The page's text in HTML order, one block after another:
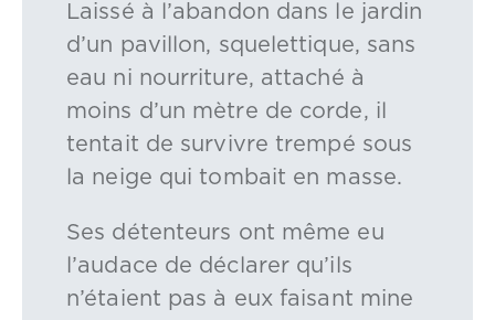
Laissé à l’abandon dans le jardin
d’un pavillon, squelettique, sans
eau ni nourriture, attaché à
moins d’un mètre de corde, il
tentait de survivre trempé sous
la neige qui tombait en masse.
Ses détenteurs ont même eu
l’audace de déclarer qu’ils
n’étaient pas à eux faisant mine